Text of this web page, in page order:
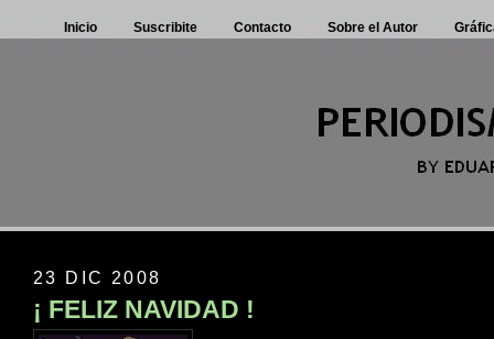
Inicio Suscribite Contacto Sobre el Autor
23 DIC 2008
¡ FELIZ NAVIDAD !